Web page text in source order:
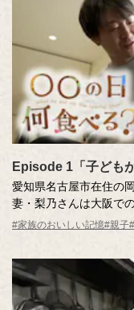
ほんのりと心があたた
Episode 1「子ども
愛知県名古屋市在住の
妻・梨乃さんは大阪で
産に立ち会うため名古
はじめて我が子の誕生
のでしょう。
#家族のおいしい記憶#親子